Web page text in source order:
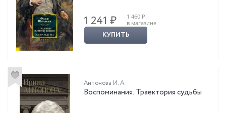
1 241 ₽
1 460 ₽
в магазине
КУПИТЬ
Антонова И. А.
Воспоминания. Траектория судьбы